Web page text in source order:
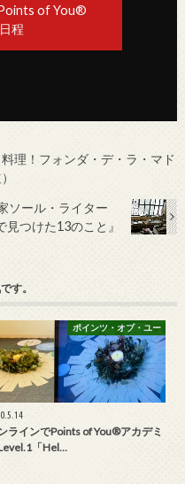
of You®
程
理！フォンダ・デ・ラ・マド
ソール・ライター
つけた13のこと』
す。
ポインツ・オブ・ユー
ラインでPoints of You®アカデミ
「Hel…